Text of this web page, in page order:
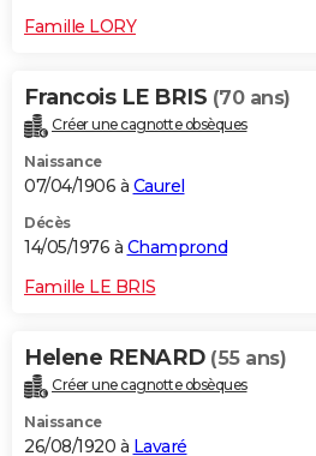
Famille LORY
Francois LE BRIS (70 ans)
Créer une cagnotte obsèques
Naissance
07/04/1906 à Caurel
Décès
14/05/1976 à Champrond
Famille LE BRIS
Helene RENARD (55 ans)
Créer une cagnotte obsèques
Naissance
26/08/1920 à Lavaré